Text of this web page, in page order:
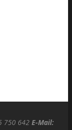
750 642 E-Mail: